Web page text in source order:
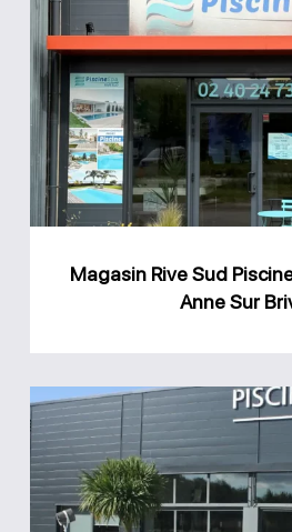
Rive
Sud
et
Spa
Sur
Magasin Rive Sud
Anne Sur